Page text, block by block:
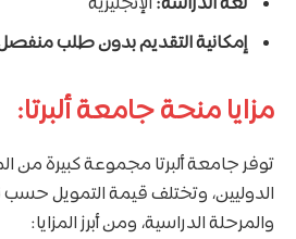
إمكانية التقديم بدون طلب
مزايا منحة جامعة ألبرتا:
توفر جامعة ألبرتا مجموعة كبيرة من
الدوليين، وتختلف قيمة التمويل
والمرحلة الدراسية، ومن أبرز المزايا: